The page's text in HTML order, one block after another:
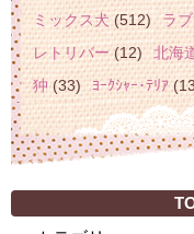
ミックス犬(512) ラ
レトリバー(12) 北海
狆(33) ﾖｰｸｼｬｰ･ﾃﾘｱ